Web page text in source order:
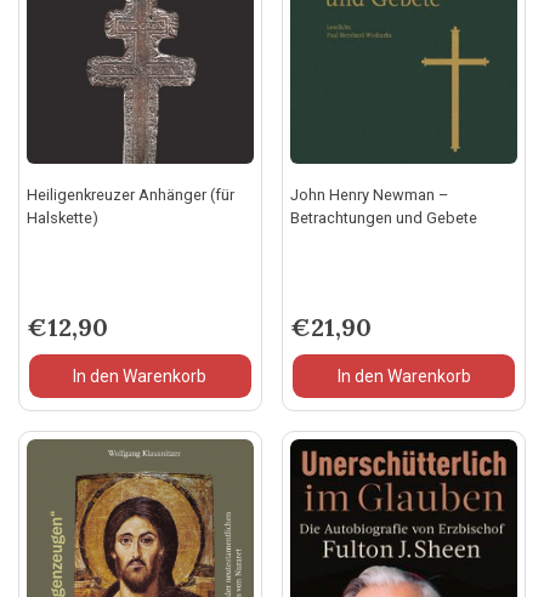
Heiligenkreuzer Anhänger (für
Halskette)
€12,90
In den Warenkorb
John Henry Newman –
Betrachtungen und Gebete
€21,90
In den Warenkorb